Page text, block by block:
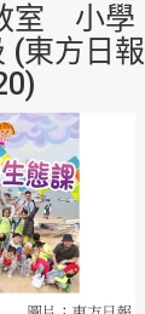
室 小學
(東方日報